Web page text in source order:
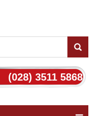
(028) 3511 5868